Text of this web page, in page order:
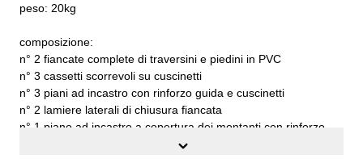
peso: 20kg
composizione:
n° 2 fiancate complete di traversini e piedini in PVC
n° 3 cassetti scorrevoli su cuscinetti
n° 3 piani ad incastro con rinforzo guida e cuscinetti
n° 2 lamiere laterali di chiusura fiancata
n° 1 piano ad incastro a copertura dei montanti con rinforzo